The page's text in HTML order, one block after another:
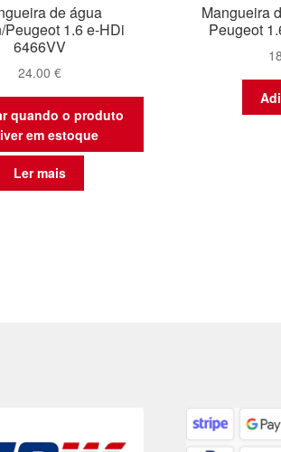
de água
Peugeot 1.6 e-HDi
6466VV
24.00 €
quando o produto
em estoque
Ler mais
Mangueira
Peugeot